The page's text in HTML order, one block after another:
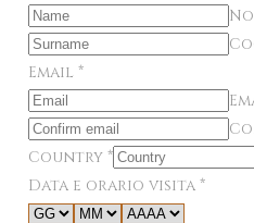
Email *
Country *
Data e orario visita *